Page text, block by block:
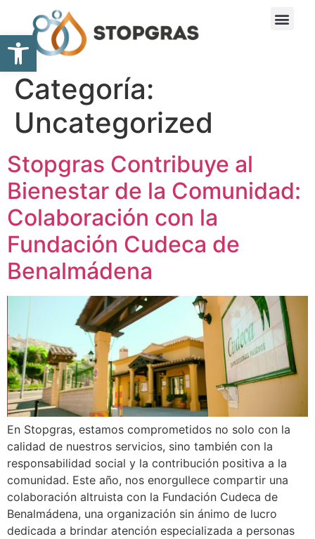
Abrir barra de herramientas
Categoría:
Uncategorized
Stopgras Contribuye al
Bienestar de la Comunidad:
Colaboración con la
Fundación Cudeca de
Benalmádena
En Stopgras, estamos comprometidos no solo con la
calidad de nuestros servicios, sino también con la
responsabilidad social y la contribución positiva a la
comunidad. Este año, nos enorgullece compartir una
colaboración altruista con la Fundación Cudeca de
Benalmádena, una organización sin ánimo de lucro
dedicada a brindar atención especializada a personas